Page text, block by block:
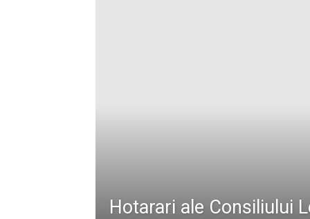
Hotarari ale Consiliului